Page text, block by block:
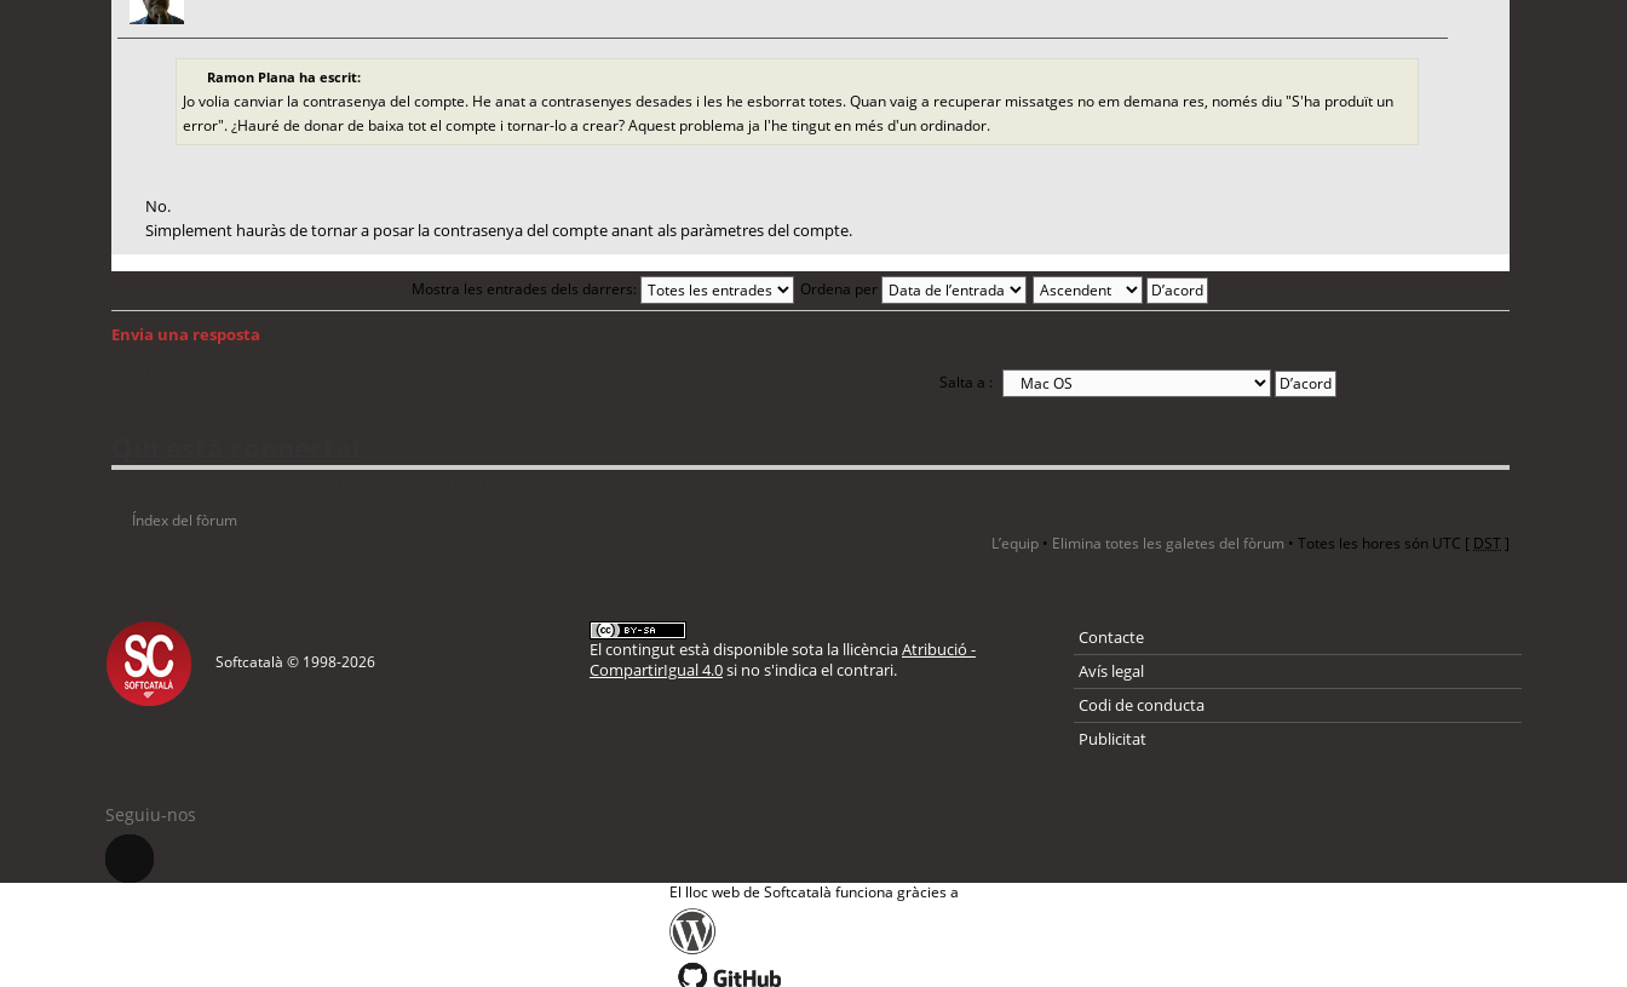
Ramon Plana ha escrit:
Jo volia canviar la contrasenya del compte. He anat a contrasenyes desades i les he esborrat totes. Quan vaig a recuperar missatges no em demana res, només diu "S'ha produït un
error". ¿Hauré de donar de baixa tot el compte i tornar-lo a crear? Aquest problema ja l'he tingut en més d'un ordinador.
No.
Simplement hauràs de tornar a posar la contrasenya del compte anant als paràmetres del compte.
Mostra les entrades dels darrers: Ordena per
Envia una resposta
Salta a :
Índex del fòrum
L’equip • Elimina totes les galetes del fòrum • Totes les hores són UTC [ DST]
Softcatalà © 1998-2026
El contingut està disponible sota la llicènciaAtribució -
CompartirIgual 4.0si no s'indica el contrari.
Contacte
Avís legal
Codi de conducta
Publicitat
Seguiu-nos
El lloc web de Softcatalà funciona gràcies a